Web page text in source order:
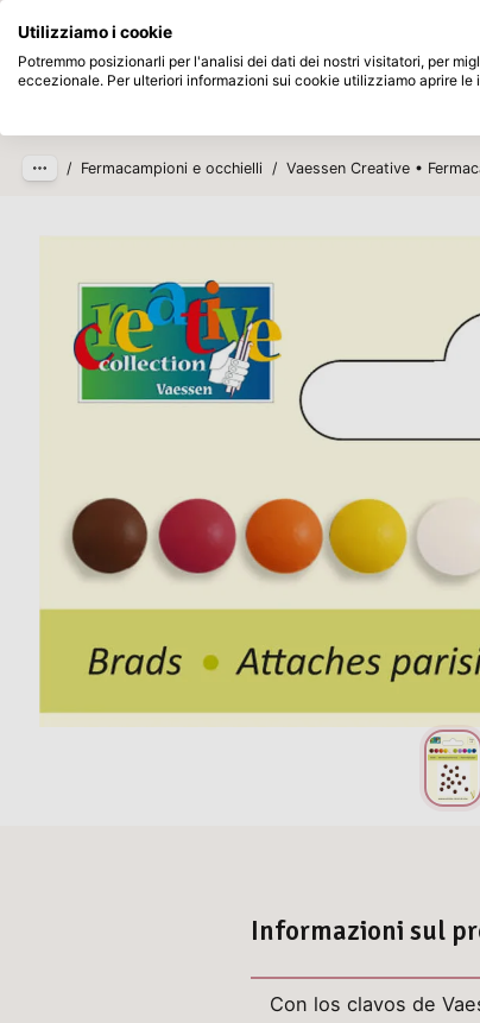
Passa al contenuto principale
In
/ Fermacampioni e occhielli / Vaessen Creative •
Informazioni sul
Con los clavos de
Utilizziamo i cookie
Potremmo posizionarli per l'analisi dei dati dei nostri visitatori, per
eccezionale. Per ulteriori informazioni sui cookie utilizziamo aprire le